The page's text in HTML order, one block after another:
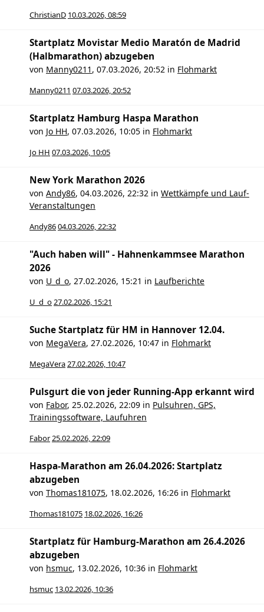
ChristianD 10.03.2026, 08:59
Startplatz Movistar Medio Maratón de Madrid
(Halbmarathon) abzugeben
von Manny0211 , 07.03.2026, 20:52 in Flohmarkt
Manny0211 07.03.2026, 20:52
Startplatz Hamburg Haspa Marathon
von Jo HH, 07.03.2026, 10:05 in Flohmarkt
Jo HH 07.03.2026, 10:05
New York Marathon 2026
von Andy86, 04.03.2026, 22:32 in Wettkämpfe und Lauf-
Veranstaltungen
Andy8604.03.2026, 22:32
"Auch haben will" - Hahnenkammsee Marathon
2026
von U_d_o, 27.02.2026, 15:21 in Laufberichte
U_d_o27.02.2026, 15:21
Suche Startplatz für HM in Hannover 12.04.
von MegaVera, 27.02.2026, 10:47 in Flohmarkt
MegaVera27.02.2026, 10:47
Pulsgurt die von jeder Running-App erkannt wird
von Fabor, 25.02.2026, 22:09 in Pulsuhren, GPS,
Trainingssoftware, Laufuhren
Fabor25.02.2026, 22:09
Haspa-Marathon am 26.04.2026: Startplatz
abzugeben
von Thomas181075, 18.02.2026, 16:26 in Flohmarkt
Thomas181075 18.02.2026, 16:26
Startplatz für Hamburg-Marathon am 26.4.2026
abzugeben
von hsmuc, 13.02.2026, 10:36 in Flohmarkt
hsmuc 13.02.2026, 10:36